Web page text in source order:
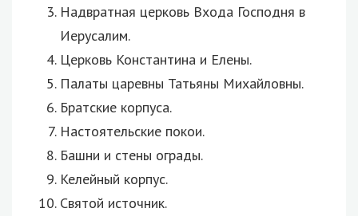
Надвратная церковь Входа Господня в
Иерусалим.
Церковь Константина и Елены.
Палаты царевны Татьяны Михайловны.
Братские корпуса.
Настоятельские покои.
Башни и стены ограды.
Келейный корпус.
Святой источник.